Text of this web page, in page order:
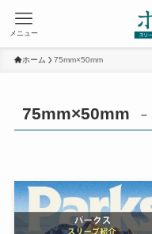
メニュー
ホーム 75mm×50mm
75mm×50mm –